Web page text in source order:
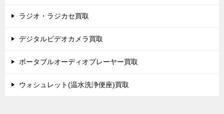
ラジオ・ラジカセ買取
デジタルビデオカメラ買取
ポータブルオーディオプレーヤー買取
ウォシュレット(温水洗浄便座)買取